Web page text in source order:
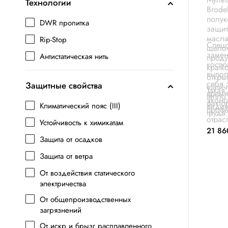
Технологии
DWR пропитка
Rip-Stop
Антистатическая нить
Защитные свойства
Климатический пояс (III)
Устойчивость к химикатам
Защита от осадков
Защита от ветра
От воздействия статического
электричества
От общепроизводственных
загрязнений
себя
труда.
21